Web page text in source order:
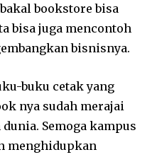
bookstore bisa
bisa juga mencontoh
bisnisnya.
buku cetak yang
nya sudah merajai
Semoga kampus
menghidupkan